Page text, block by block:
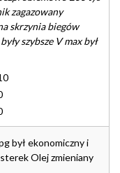
zagazowany
skrzynia biegów
szybsze V max był
był ekonomiczny i
Olej zmieniany